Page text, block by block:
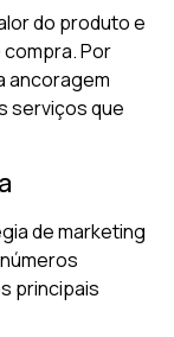
do produto e
Por
ancoragem
serviços que
de marketing
principais